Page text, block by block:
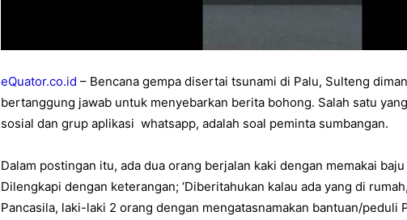
eQuator.co.id – Bencana gempa disertai tsunami di Palu, Sulteng
bertanggung jawab untuk menyebarkan berita bohong. Salah satu
sosial dan grup aplikasi whatsapp, adalah soal peminta sumbangan.
Dalam postingan itu, ada dua orang berjalan kaki dengan memakai
Dilengkapi dengan keterangan; ‘Diberitahukan kalau ada yang di
Pancasila, laki-laki 2 orang dengan mengatasnamakan bantuan/peduli